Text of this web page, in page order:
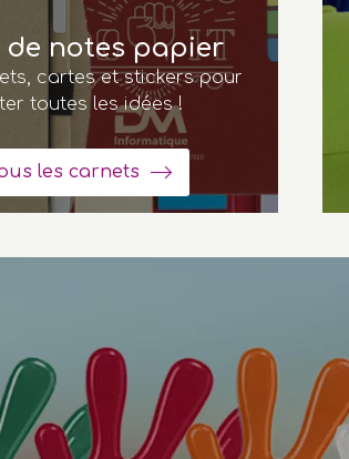
de notes papier
cartes et stickers pour
toutes les idées !
les carnets